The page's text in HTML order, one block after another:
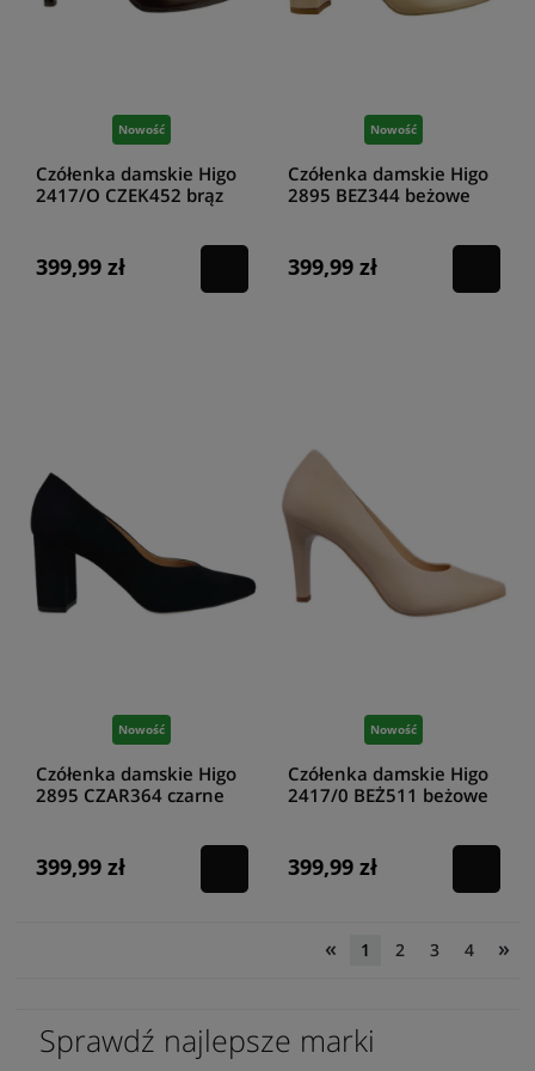
Nowość
Czółenka damskie Higo
2417/O CZEK452 brąz
399,99 zł
Nowość
Czółenka damskie Higo
2895 BEZ344 beżowe
399,99 zł
Nowość
Czółenka damskie Higo
2895 CZAR364 czarne
399,99 zł
Nowość
Czółenka damskie Higo
2417/0 BEŻ511 beżowe
399,99 zł
« 1 2 3 4 »
Sprawdź najlepsze marki